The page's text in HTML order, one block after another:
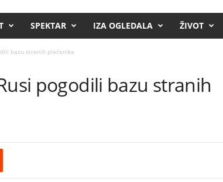
SPEKTAR IZA OGLEDALA ŽIVOT
bazu stranih plaćenika
pogodili bazu stranih